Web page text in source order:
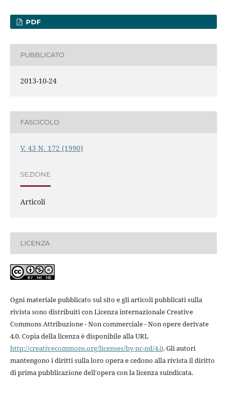
PDF
PUBBLICATO
2013-10-24
FASCICOLO
V. 43 N. 172 (1990)
SEZIONE
Articoli
LICENZA
Ogni materiale pubblicato sul sito e gli articoli pubblicati sulla
rivista sono distribuiti con Licenza internazionale Creative
Commons Attribuzione - Non commerciale - Non opere derivate
4.0. Copia della licenza è disponibile alla URL
http://creativecommons.org/licenses/by-nc-nd/4.0. Gli autori
mantengono i diritti sulla loro opera e cedono alla rivista il diritto
di prima pubblicazione dell'opera con la licenza suindicata.